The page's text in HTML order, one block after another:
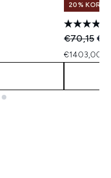
20%
€70,15
€1403,00